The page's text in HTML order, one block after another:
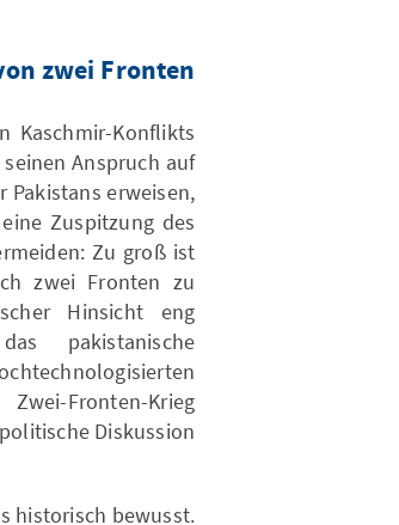
zwei Fronten
Kaschmir-Konflikts
Anspruch auf
Pakistans erweisen,
Zuspitzung des
Zu groß ist
zwei Fronten zu
Hinsicht eng
pakistanische
Fronten-Krieg
Diskussion.
historisch bewusst.